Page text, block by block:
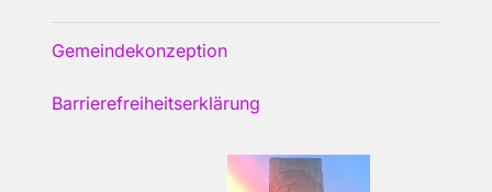
Gemeindekonzeption
Barrierefreiheitserklärung